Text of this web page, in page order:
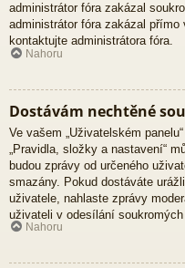
administrátor fóra zakázal
administrátor fóra zakázal
kontaktujte administrátora fóra.
Nahoru
Dostávám nechtěné
Ve vašem „Uživatelském
„Pravidla, složky a nastavení“
budou zprávy od určeného
smazány. Pokud dostáváte
uživatele, nahlaste zprávy
uživateli v odesílání soukromých
Nahoru